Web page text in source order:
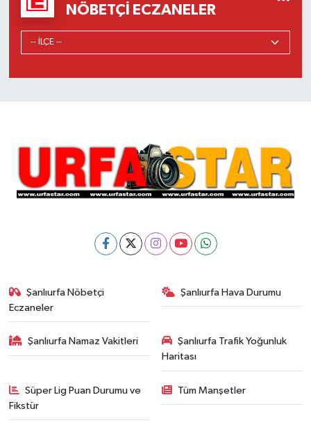
NÖBETÇI ECZANELER
Şanlıurfa Nöbetçi
Eczaneler
Şanlıurfa Hava Durumu
Şanlıurfa Namaz Vakitleri
Şanlıurfa Trafik Yoğunluk
Haritası
Süper Lig Puan Durumu ve
Fikstür
Tüm Manşetler